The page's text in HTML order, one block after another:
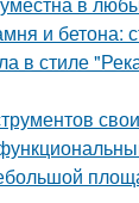
и бетона:
в стиле